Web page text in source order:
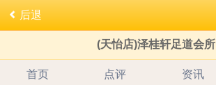
后退
(天怡店)泽桂轩足道会所
首页 点评 资讯